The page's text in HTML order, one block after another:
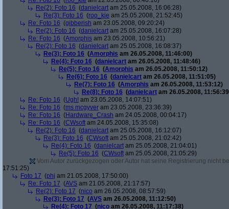
Re(2): Foto 16 (danielcart am 25.05.2008, 16:06:28)
Re(3): Foto 16 (roo_kie am 25.05.2008, 21:52:45)
Re: Foto 16 (gibberish am 23.05.2008, 09:20:24)
Re(2): Foto 16 (danielcart am 25.05.2008, 16:07:28)
Re: Foto 16 (Amorphis am 23.05.2008, 10:56:21)
Re(2): Foto 16 (danielcart am 25.05.2008, 16:08:37)
Re(3): Foto 16 (Amorphis am 26.05.2008, 11:46:00)
Re(4): Foto 16 (danielcart am 26.05.2008, 11:48:46)
Re(5): Foto 16 (Amorphis am 26.05.2008, 11:50:12)
Re(6): Foto 16 (danielcart am 26.05.2008, 11:51:05)
Re(7): Foto 16 (Amorphis am 26.05.2008, 11:53:12)
Re(8): Foto 16 (danielcart am 26.05.2008,
Re: Foto 16 (Ugh! am 23.05.2008, 14:07:51)
Re: Foto 16 (ms mcgyver am 23.05.2008, 23:36:39)
Re: Foto 16 (Hardware_Crash am 24.05.2008, 00:04:17)
Re: Foto 16 (CWsoft am 24.05.2008, 15:35:08)
Re(2): Foto 16 (danielcart am 25.05.2008, 16:12:07)
Re(3): Foto 16 (CWsoft am 25.05.2008, 21:02:42)
Re(4): Foto 16 (danielcart am 25.05.2008, 21:04:01)
Re(5): Foto 16 (CWsoft am 25.05.2008, 21:05:29)
Vom Autor zurückgezogen oder Autor hat seine Registrierung nicht
17:51:25)
Foto 17 (phj am 21.05.2008, 17:50:00)
Re: Foto 17 (AVS am 21.05.2008, 21:17:57)
Re(2): Foto 17 (nico am 26.05.2008, 08:57:59)
Re(3): Foto 17 (AVS am 26.05.2008, 11:12:50)
Re(4): Foto 17 (nico am 26.05.2008, 11:17:38)